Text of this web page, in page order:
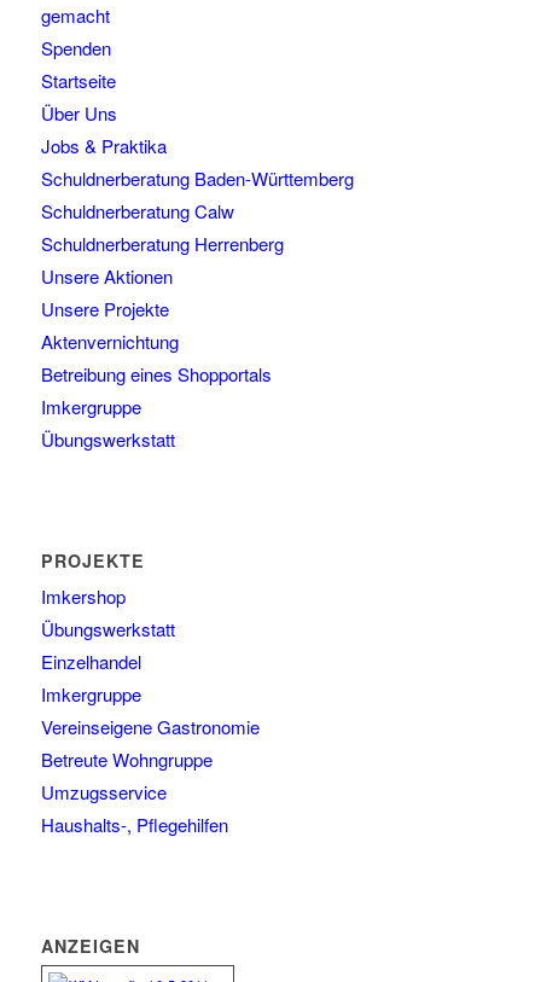
gemacht
Spenden
Startseite
Über Uns
Jobs & Praktika
Schuldnerberatung Baden-Württemberg
Schuldnerberatung Calw
Schuldnerberatung Herrenberg
Unsere Aktionen
Unsere Projekte
Aktenvernichtung
Betreibung eines Shopportals
Imkergruppe
Übungswerkstatt
PROJEKTE
Imkershop
Übungswerkstatt
Einzelhandel
Imkergruppe
Vereinseigene Gastronomie
Betreute Wohngruppe
Umzugsservice
Haushalts-, Pflegehilfen
ANZEIGEN